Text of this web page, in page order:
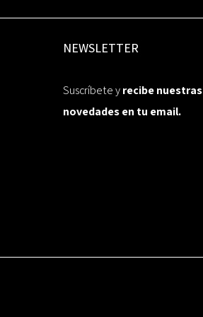
NEWSLETTER
Suscríbete yrecibe nuestras
novedades en tu email.